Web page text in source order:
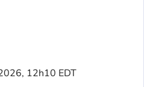
12h10 EDT